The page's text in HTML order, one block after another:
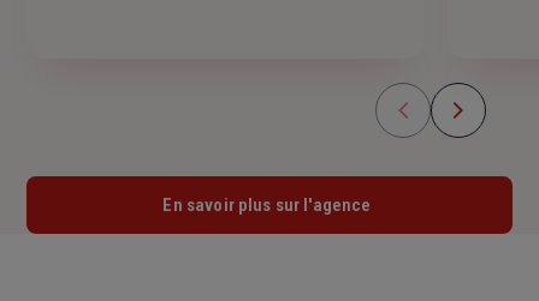
En savoir plus sur l'agence